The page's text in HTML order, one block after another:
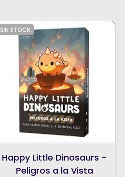
SIN STOCK
Happy Little Dinosaurs -
Peligros a la Vista